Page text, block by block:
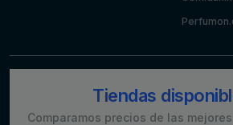
Tiendas
Comparamos precios de las